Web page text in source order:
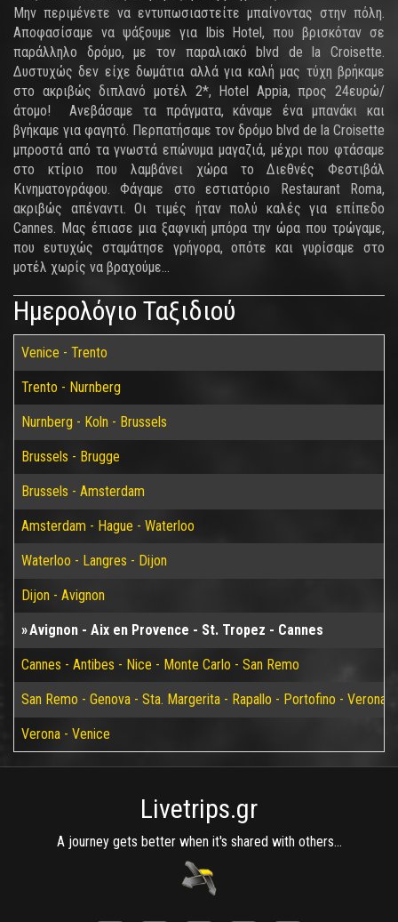
Μην περιμένετε να εντυπωσιαστείτε μπαίνοντας στην πόλη.
Αποφασίσαμε να ψάξουμε για Ibis Hotel, που βρισκόταν σε
παράλληλο δρόμο, με τον παραλιακό blvd de la Croisette.
Δυστυχώς δεν είχε δωμάτια αλλά για καλή μας τύχη βρήκαμε
στο ακριβώς διπλανό μοτέλ 2*, Hotel Appia, προς 24ευρώ/
άτομο! Ανεβάσαμε τα πράγματα, κάναμε ένα μπανάκι και
βγήκαμε για φαγητό. Περπατήσαμε τον δρόμο blvd de la Croisette
μπροστά από τα γνωστά επώνυμα μαγαζιά, μέχρι που φτάσαμε
στο κτίριο που λαμβάνει χώρα το Διεθνές Φεστιβάλ
Κινηματογράφου. Φάγαμε στο εστιατόριο Restaurant Roma,
ακριβώς απέναντι. Οι τιμές ήταν πολύ καλές για επίπεδο
Cannes. Μας έπιασε μια ξαφνική μπόρα την ώρα που τρώγαμε,
που ευτυχώς σταμάτησε γρήγορα, οπότε και γυρίσαμε στο
μοτέλ χωρίς να βραχούμε...
Ημερολόγιο Ταξιδιού
Venice - Trento
Trento - Nurnberg
Nurnberg - Koln - Brussels
Brussels - Brugge
Brussels - Amsterdam
Amsterdam - Hague - Waterloo
Waterloo - Langres - Dijon
Dijon - Avignon
Avignon - Aix en Provence - St. Tropez - Cannes
Cannes - Antibes - Nice - Monte Carlo - San Remo
San Remo - Genova - Sta. Margerita - Rapallo - Portofino - Verona
Verona - Venice
Livetrips.gr
A journey gets better when it's shared with others...